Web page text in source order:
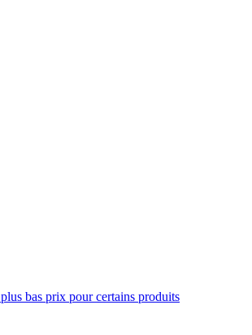
plus bas prix pour certains produits